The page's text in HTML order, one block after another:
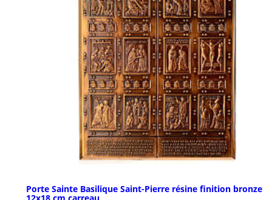
Porte Sainte Basilique Saint-Pierre résine finition bronze
12x18 cm carreau